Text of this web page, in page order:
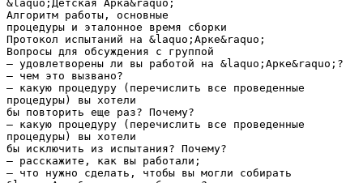
&laquo;Детская Арка&raquo;
Алгоритм работы, основные
процедуры и эталонное время сборки
Протокол испытаний на &laquo;Арке&raquo;
Вопросы для обсуждения с группой
— удовлетворены ли вы работой на &laquo;Арке&raquo;?
— чем это вызвано?
— какую процедуру (перечислить все проведенные
процедуры) вы хотели
бы повторить еще раз? Почему?
— какую процедуру (перечислить все проведенные
процедуры) вы хотели
бы исключить из испытания? Почему?
— расскажите, как вы работали;
— что нужно сделать, чтобы вы могли собирать